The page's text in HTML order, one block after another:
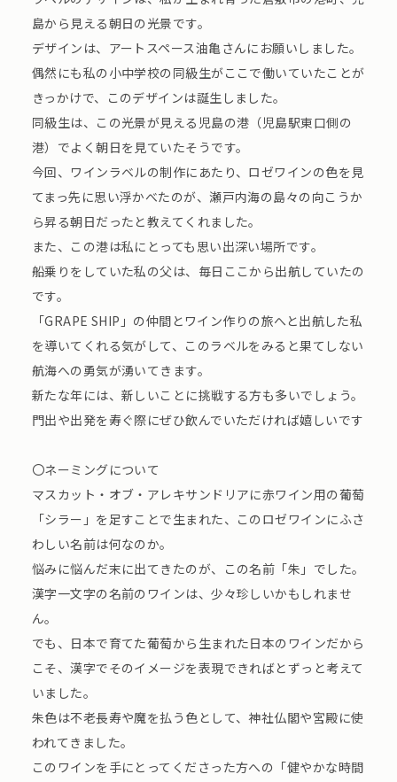
島から見える朝日の光景です。
デザインは、アートスペース油亀さんにお願いしました。
偶然にも私の小中学校の同級生がここで働いていたことが
きっかけで、このデザインは誕生しました。
同級生は、この光景が見える児島の港（児島駅東口側の
港）でよく朝日を見ていたそうです。
今回、ワインラベルの制作にあたり、ロゼワインの色を見
てまっ先に思い浮かべたのが、瀬戸内海の島々の向こうか
ら昇る朝日だったと教えてくれました。
また、この港は私にとっても思い出深い場所です。
船乗りをしていた私の父は、毎日ここから出航していたの
です。
「GRAPE SHIP」の仲間とワイン作りの旅へと出航した私
を導いてくれる気がして、このラベルをみると果てしない
航海への勇気が湧いてきます。
新たな年には、新しいことに挑戦する方も多いでしょう。
門出や出発を寿ぐ際にぜひ飲んでいただければ嬉しいです
〇ネーミングについて
マスカット・オブ・アレキサンドリアに赤ワイン用の葡萄
「シラー」を足すことで生まれた、このロゼワインにふさ
わしい名前は何なのか。
悩みに悩んだ末に出てきたのが、この名前「朱」でした。
漢字一文字の名前のワインは、少々珍しいかもしれませ
ん。
でも、日本で育てた葡萄から生まれた日本のワインだから
こそ、漢字でそのイメージを表現できればとずっと考えて
いました。
朱色は不老長寿や魔を払う色として、神社仏閣や宮殿に使
われてきました。
このワインを手にとってくださった方への「健やかな時間